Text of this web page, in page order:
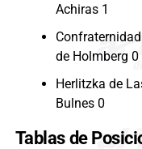
Achiras 1
de Holmberg 0
Herlitzka de
Bulnes 0
Tablas de